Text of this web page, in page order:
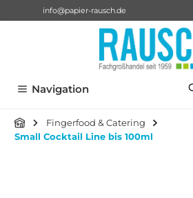
springen
info@papier-rausch.de
Navigation
Fingerfood & Catering
Small Cocktail Line bis 100ml